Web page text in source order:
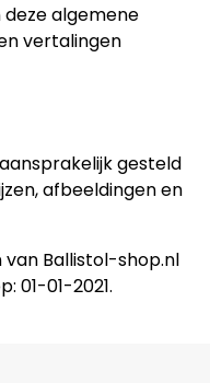
deze algemene
vertalingen
gesteld
afbeeldingen en
Ballistol-shop.nl
01-01-2021.